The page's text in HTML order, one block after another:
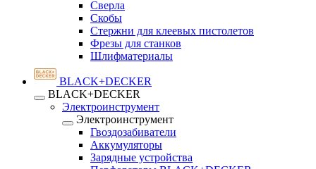
Сверла
Скобы
Стержни для клеевых пистолетов
Фрезы для станков
Шлифматериалы
BLACK+DECKER
BLACK+DECKER
Электроинструмент
Электроинструмент
Гвоздозабиватели
Аккумуляторы
Зарядные устройства